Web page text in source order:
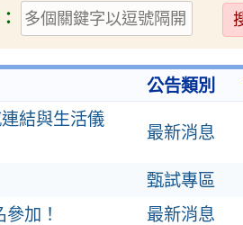
送
出
公告類別
結與生活儀
最新消息
甄試專區
加！ 最新消息